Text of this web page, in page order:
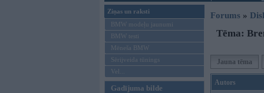
Ziņas un raksti
BMW modeļu jaunumi
BMW testi
Mēneša BMW
Sērijveida tūnings
Vel...
Gadījuma bilde
Forums »
Tēma:
Jauna tēma
Autors